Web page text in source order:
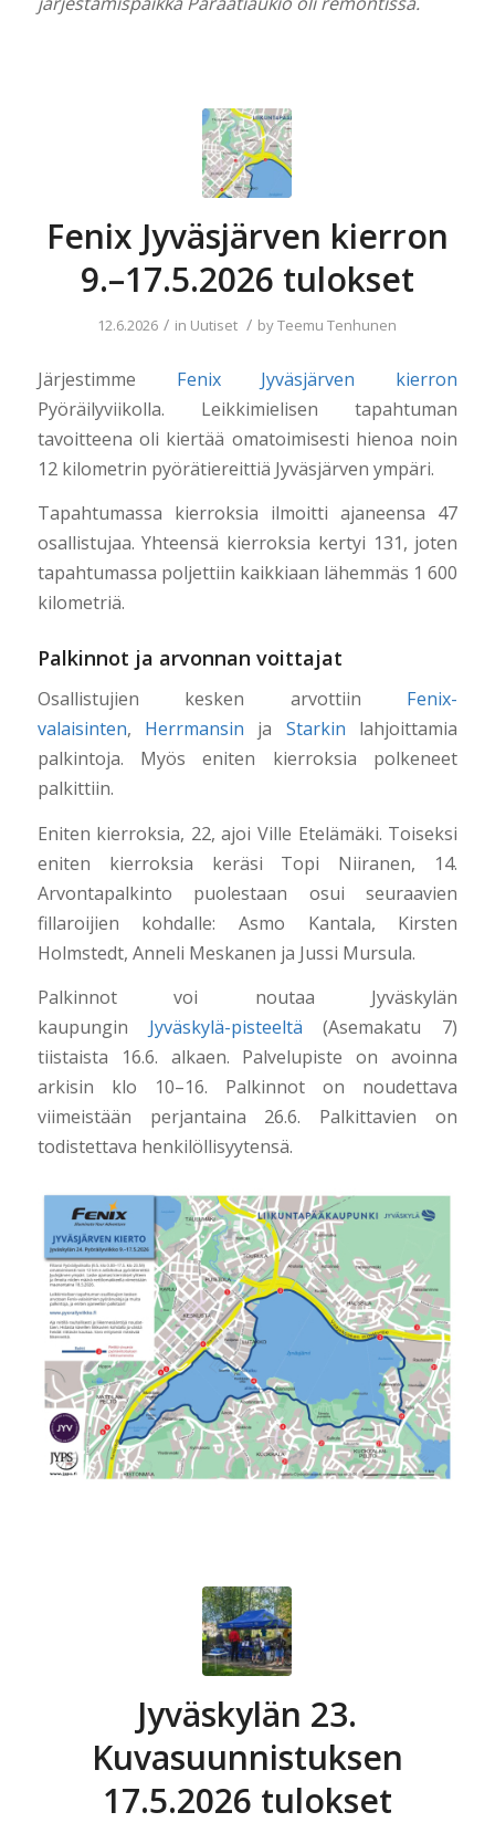
Fenix Jyväsjärven kierron
9.–17.5.2026 tulokset
12.6.2026 / in Uutiset / byTeemu Tenhunen
Järjestimme Fenix Jyväsjärven kierron
Pyöräilyviikolla. Leikkimielisen tapahtuman
tavoitteena oli kiertää omatoimisesti hienoa noin
12 kilometrin pyörätiereittiä Jyväsjärven ympäri.
Tapahtumassa kierroksia ilmoitti ajaneensa 47
osallistujaa. Yhteensä kierroksia kertyi 131, joten
tapahtumassa poljettiin kaikkiaan lähemmäs 1 600
kilometriä.
Palkinnot ja arvonnan voittajat
Osallistujien kesken arvottiin Fenix-
valaisinten, Herrmansin ja Starkin lahjoittamia
palkintoja. Myös eniten kierroksia polkeneet
palkittiin.
Eniten kierroksia, 22, ajoi Ville Etelämäki. Toiseksi
eniten kierroksia keräsi Topi Niiranen, 14.
Arvontapalkinto puolestaan osui seuraavien
fillaroijien kohdalle: Asmo Kantala, Kirsten
Holmstedt, Anneli Meskanen ja Jussi Mursula.
Palkinnot voi noutaa Jyväskylän
kaupungin Jyväskylä-pisteeltä (Asemakatu 7)
tiistaista 16.6. alkaen. Palvelupiste on avoinna
arkisin klo 10–16. Palkinnot on noudettava
viimeistään perjantaina 26.6. Palkittavien on
todistettava henkilöllisyytensä.
Jyväskylän 23.
Kuvasuunnistuksen
17.5.2026 tulokset